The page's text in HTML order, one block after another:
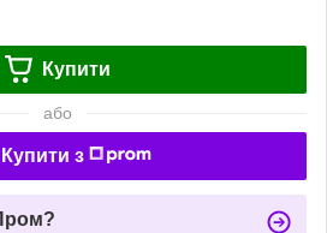
Купити
або
Купити з